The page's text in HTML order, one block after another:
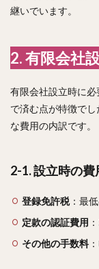
継いでいます。
2. 有限会社
有限会社設立時に
で済む点が特徴で
な費用の内訳です。
2-1. 設立時の費
登録免許税：最
定款の認証費用
その他の手数料